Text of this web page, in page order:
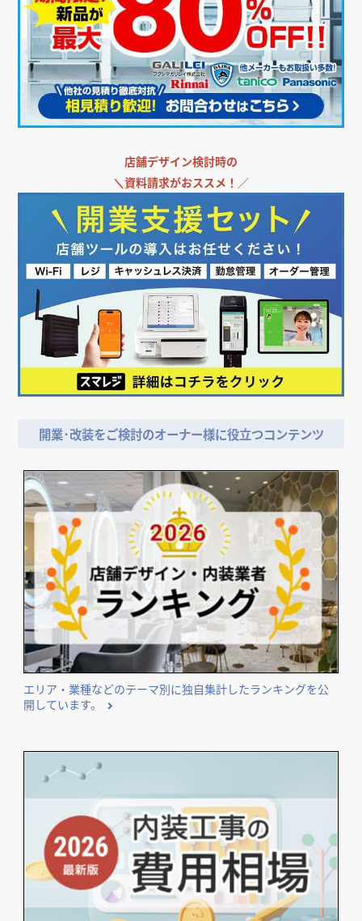
店舗・オフィス運営者様向け支援サービス
＼飲食店・店舗向けエアコンをお探しなら／
＼飲食店担当者・納入業者の方必見!／
店舗デザイン検討時の
＼ 資料請求がおススメ！／
開業･改装をご検討のオーナー様に役立つコンテンツ